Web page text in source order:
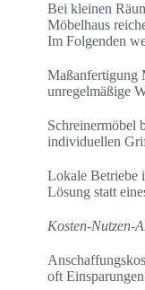
Bei kleinen
Möbelhaus
Im Folgenden
Maßanfertigung
unregelmäßige
Schreinermöbel
individuellen
Lokale Betriebe
Lösung statt
Kosten-Nutzen-
oft